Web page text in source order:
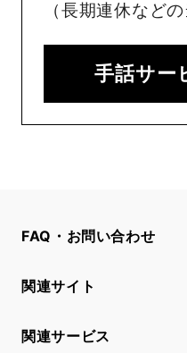
（長期連休など
手話サー
FAQ・お問い合わせ
関連サイト
関連サービス